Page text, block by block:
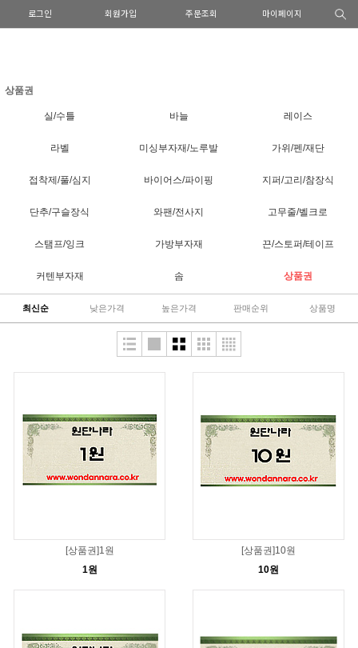
로그인 회원가입 주문조회 마이페이지
상품권
실/수틀 바늘 레이스
라벨 미싱부자재/노루발 가위/펜/재단
접착제/풀/심지 바이어스/파이핑 지퍼/고리/참장식
단추/구슬장식 와팬/전사지 고무줄/벨크로
스탬프/잉크 가방부자재 끈/스토퍼/테이프
커텐부자재 솜 상품권
최신순 낮은가격 높은가격 판매순위 상품명
[상품권]1원
1원
[상품권]10원
10원